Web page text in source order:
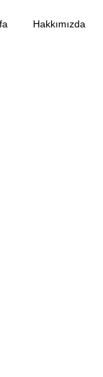
Hakkımızda